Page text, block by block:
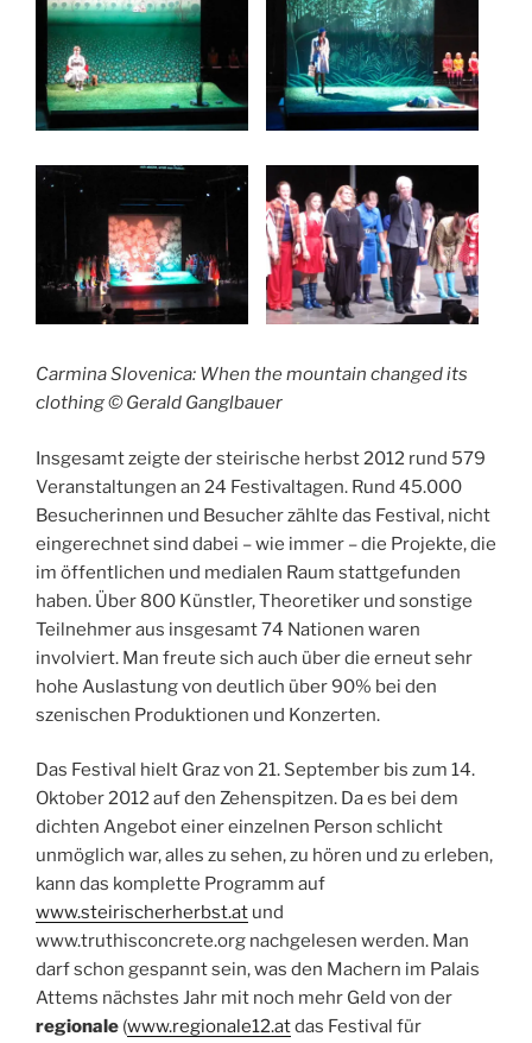
Carmina Slovenica: When the mountain changed its
clothing © Gerald Ganglbauer
Insgesamt zeigte der steirische herbst 2012 rund 579
Veranstaltungen an 24 Festivaltagen. Rund 45.000
Besucherinnen und Besucher zählte das Festival, nicht
eingerechnet sind dabei – wie immer – die Projekte, die
im öffentlichen und medialen Raum stattgefunden
haben. Über 800 Künstler, Theoretiker und sonstige
Teilnehmer aus insgesamt 74 Nationen waren
involviert. Man freute sich auch über die erneut sehr
hohe Auslastung von deutlich über 90% bei den
szenischen Produktionen und Konzerten.
Das Festival hielt Graz von 21. September bis zum 14.
Oktober 2012 auf den Zehenspitzen. Da es bei dem
dichten Angebot einer einzelnen Person schlicht
unmöglich war, alles zu sehen, zu hören und zu erleben,
kann das komplette Programm auf
www.steirischerherbst.at und
www.truthisconcrete.org nachgelesen werden. Man
darf schon gespannt sein, was den Machern im Palais
Attems nächstes Jahr mit noch mehr Geld von der
regionale (www.regionale12.atdas Festival für